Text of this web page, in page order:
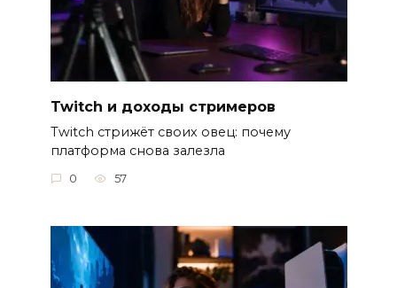
Twitch и доходы стримеров
Twitch стрижёт своих овец: почему
платформа снова залезла
0 57